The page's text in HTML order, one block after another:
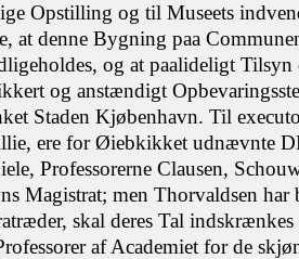
Opstilling og til Museets
at denne Bygning paa
og at paalideligt Tilsyn
og anstændigt
Staden Kjøbenhavn. Til
ere for Øiebkikket udnævnte
Professorerne Clausen,
Magistrat; men Thorvaldsen har
skal deres Tal
af Academiet for de